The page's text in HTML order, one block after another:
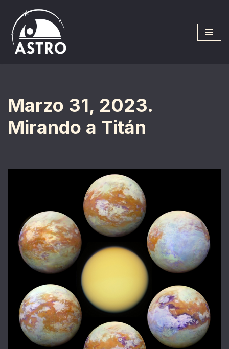
Saltar
al
contenido
Marzo 31, 2023.
Mirando a Titán